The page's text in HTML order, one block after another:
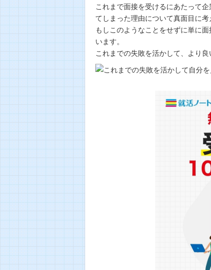
これまで面接を受けるにあたって
てしまった理由について真面目に考
もしこのようなことをせずに単に
います。
これまでの失敗を活かして、より